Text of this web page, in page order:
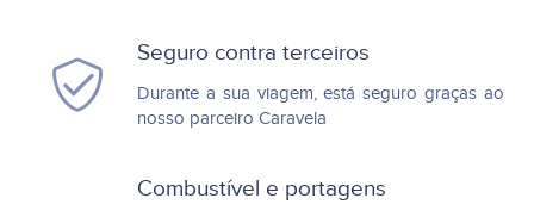
Seguro contra terceiros
Durante a sua viagem, está seguro graças ao
nosso parceiro Caravela
Combustível e portagens